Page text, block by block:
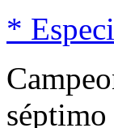
*